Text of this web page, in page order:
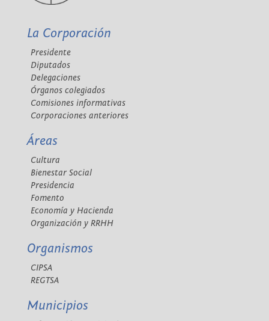
La Corporación
Presidente
Diputados
Delegaciones
Órganos colegiados
Comisiones informativas
Corporaciones anteriores
Áreas
Cultura
Bienestar Social
Presidencia
Fomento
Economía y Hacienda
Organización y RRHH
Organismos
CIPSA
REGTSA
Municipios